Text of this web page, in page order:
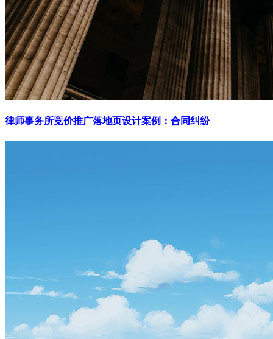
律师事务所竞价推广落地页设计案例：合同纠纷